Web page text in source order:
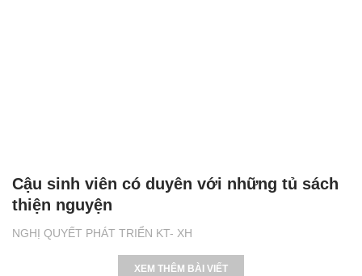
NGHỊ QUYẾT PHÁT TRIỂN KT- XH
Cậu sinh viên có duyên với những tủ sách
thiện nguyện
XEM THÊM BÀI VIẾT